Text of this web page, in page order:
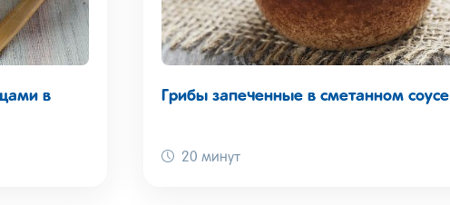
в
Грибы запеченные в сметанном соусе
20 минут